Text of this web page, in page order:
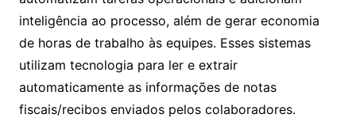
inteligência ao processo, além de gerar economia
de horas de trabalho às equipes. Esses sistemas
utilizam tecnologia para ler e extrair
automaticamente as informações de notas
fiscais/recibos enviados pelos colaboradores.